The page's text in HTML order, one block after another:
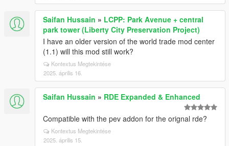
Saifan Hussain » LCPP: Park Avenue + central
park tower (Liberty City Preservation Project)
I have an older version of the world trade mod center
(1.1) will this mod still work?
Kontextus Megtekintése
2025. április 16.
Saifan Hussain » RDE Expanded & Enhanced
Compatible with the pev addon for the orignal rde?
Kontextus Megtekintése
2025. április 15.